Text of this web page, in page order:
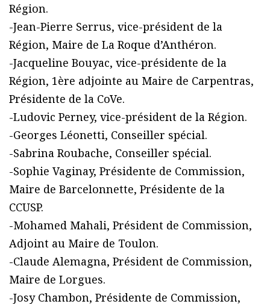
Région.
-Jean-Pierre Serrus, vice-président de la
Région, Maire de La Roque d’Anthéron.
-Jacqueline Bouyac, vice-présidente de la
Région, 1ère adjointe au Maire de Carpentras,
Présidente de la CoVe.
-Ludovic Perney, vice-président de la Région.
-Georges Léonetti, Conseiller spécial.
-Sabrina Roubache, Conseiller spécial.
-Sophie Vaginay, Présidente de Commission,
Maire de Barcelonnette, Présidente de la
CCUSP.
-Mohamed Mahali, Président de Commission,
Adjoint au Maire de Toulon.
-Claude Alemagna, Président de Commission,
Maire de Lorgues.
-Josy Chambon, Présidente de Commission,